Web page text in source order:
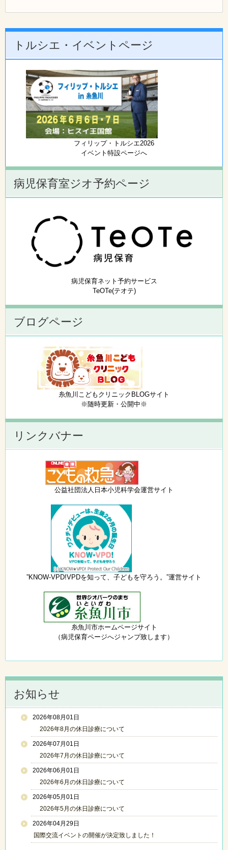
トルシエ・イベントページ
フィリップ・トルシエ2026
イベント特設ページへ
病児保育室ジオ予約ページ
病児保育ネット予約サービス
TeOTe(テオテ)
ブログページ
糸魚川こどもクリニックBLOGサイト
※随時更新・公開中※
リンクバナー
公益社団法人日本小児科学会運営サイト
”KNOW-VPD!VPDを知って、子どもを守ろう。”運営サイト
糸魚川市ホームページサイト
（病児保育ページへジャンプ致します）
お知らせ
2026年08月01日
2026年8月の休日診療について
2026年07月01日
2026年7月の休日診療について
2026年06月01日
2026年6月の休日診療について
2026年05月01日
2026年5月の休日診療について
2026年04月29日
国際交流イベントの開催が決定致しました！